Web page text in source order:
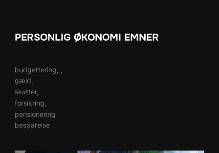
PERSONLIG ØKONOMI EMNER
budgettering, ,
gæld,
skatter,
forsikring,
pensionering
besparelse